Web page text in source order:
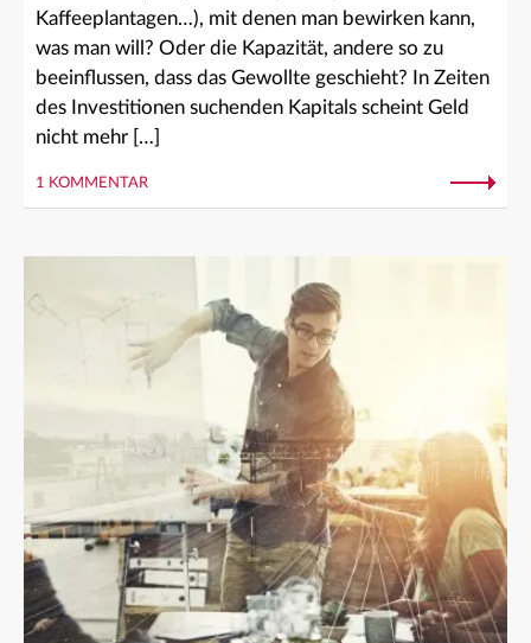
Kaffeeplantagen…), mit denen man bewirken kann,
was man will? Oder die Kapazität, andere so zu
beeinflussen, dass das Gewollte geschieht? In Zeiten
des Investitionen suchenden Kapitals scheint Geld
nicht mehr […]
1 KOMMENTAR